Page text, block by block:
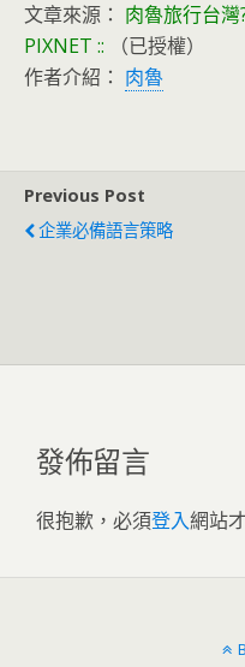
文章來源： 肉魯旅行台灣
PIXNET ::
（已授權）
作者介紹： 肉魯
Previous Post
企業必備語言策略
發佈留言
很抱歉，必須登入網站